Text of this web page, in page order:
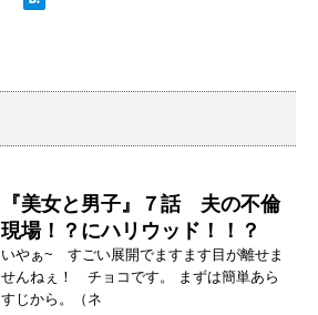
『美女と男子』７話 夫の不倫
現場！？にハリウッド！！？
いやぁ~ すごい展開でますます目が離せま
せんねぇ！ チョコです。 まずは簡単あら
すじから。（ネ